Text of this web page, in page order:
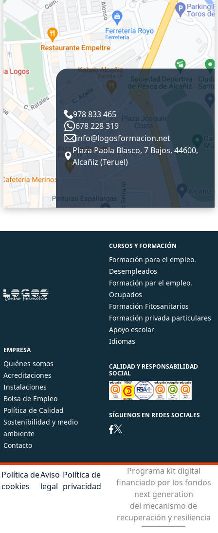
978 833 465
678 228 319
info@logosformacion.net
Plaza Paola Blasco, 7 Bajos, 44600,
Alcañiz (Teruel)
CURSOS Y FORMACIÓN
Formación para el empleo.
Desempleados
Formación par el empleo.
Ocupados
Formación Fitosanitarios
Formación privada particulares
Apoyo escolar
Idiomas
EMPRESA
Quiénes somos
Acreditaciones
Instalaciones
Bolsa de Empleo
Política de Calidad
Sostenibilidad y medio
ambiente
Contacto
CALIDAD Y RESPONSABILIDAD
SOCIAL
SÍGUENOS EN REDES SOCIALES
Política de
cookies
Aviso
legal
Política de
privacidad
Programa kit digital
financiado por los fondos
next generation
del mecanismo de
recuperación y resiliencia